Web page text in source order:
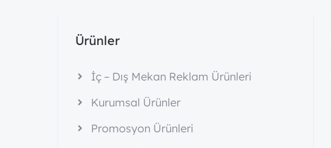
Ürünler
İç – Dış Mekan Reklam Ürünleri
Kurumsal Ürünler
Promosyon Ürünleri